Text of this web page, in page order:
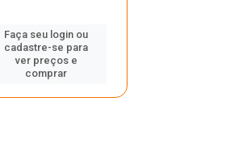
Faça seu login ou
cadastre-se para
ver preços e
comprar